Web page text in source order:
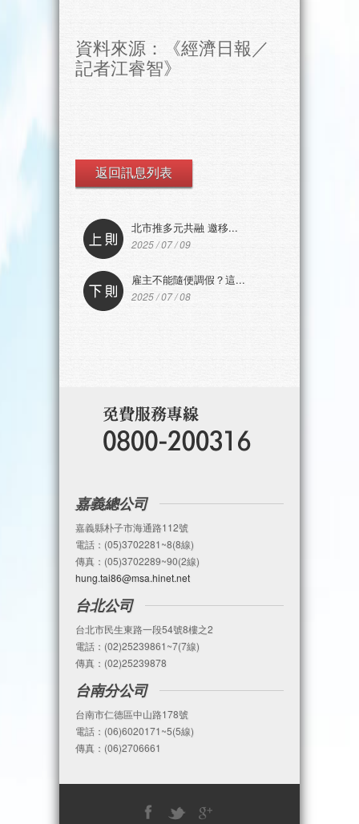
資料來源：《經濟日報／
記者江睿智》
返回訊息列表
北市推多元共融 邀移...
2025 / 07 / 09
雇主不能隨便調假？這...
2025 / 07 / 08
嘉義總公司
嘉義縣朴子市海通路112號
電話：(05)3702281~8(8線)
傳真：(05)3702289~90(2線)
hung.tai86@msa.hinet.net
台北公司
台北市民生東路一段54號8樓之2
電話：(02)25239861~7(7線)
傳真：(02)25239878
台南分公司
台南市仁德區中山路178號
電話：(06)6020171~5(5線)
傳真：(06)2706661